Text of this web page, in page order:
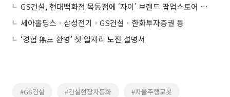
GS건설, 현대백화점 목동점에 ‘자이’ 브랜드 팝업스토어 오픈
세아홀딩스ㆍ삼성전기ㆍGS건설ㆍ한화투자증권 등
‘경험 無도 환영’ 첫 일자리 도전 설명서
#GS건설 #건설현장자동화 #자율주행로봇